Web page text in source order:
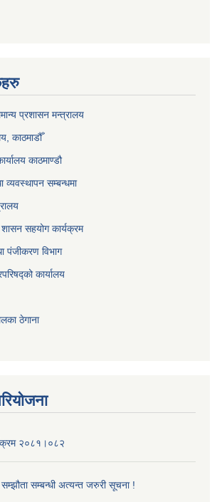
प्रशासन मन्त्रालय
काठमाडौँ
काठमाण्ड‌ौ
व्यवस्थापन सम्बन्धमा
सहयोग कार्यक्रम
पंजीकरण विभाग
कार्यालय
ठेगाना
२०८१।०८२
सम्बन्धी अत्यन्त जरुरी सूचना !